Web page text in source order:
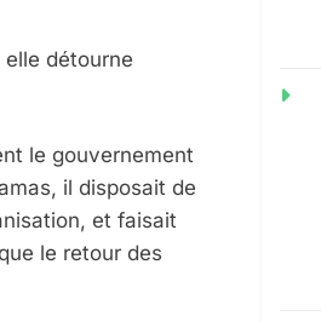
détourne
le gouvernement
il disposait de
et faisait
le retour des